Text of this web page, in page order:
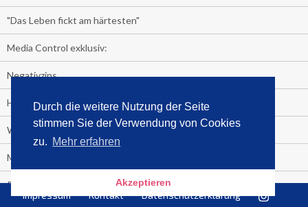
Durch die weitere Nutzung der Seite
stimmen Sie der Verwendung von Cookies
zu. Mehr erfahren
Akzeptieren
"Das Leben fickt am härtesten"
Media Control exklusiv:
Negativzins
Heute ist Tag des Malbuchs
Welches Auto fahren Sie?
Media Control ermittelt: Das ist der Sommerhit 2019
Rammstein, "Tatort" und ein Känguru an der Spitze
Impressum Kontakt Datenschutzerklärung